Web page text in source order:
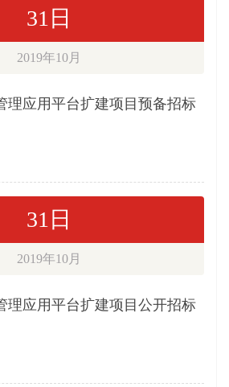
31日
2019年10月
理应用平台扩建项目预备招标
31日
2019年10月
理应用平台扩建项目公开招标